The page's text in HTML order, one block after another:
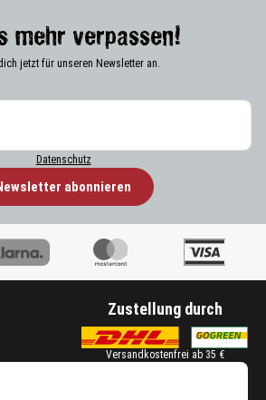
mehr verpassen!
jetzt für unseren Newsletter an.
Datenschutz
abonnieren
Zustellung durch
Versandkostenfrei ab 35 €